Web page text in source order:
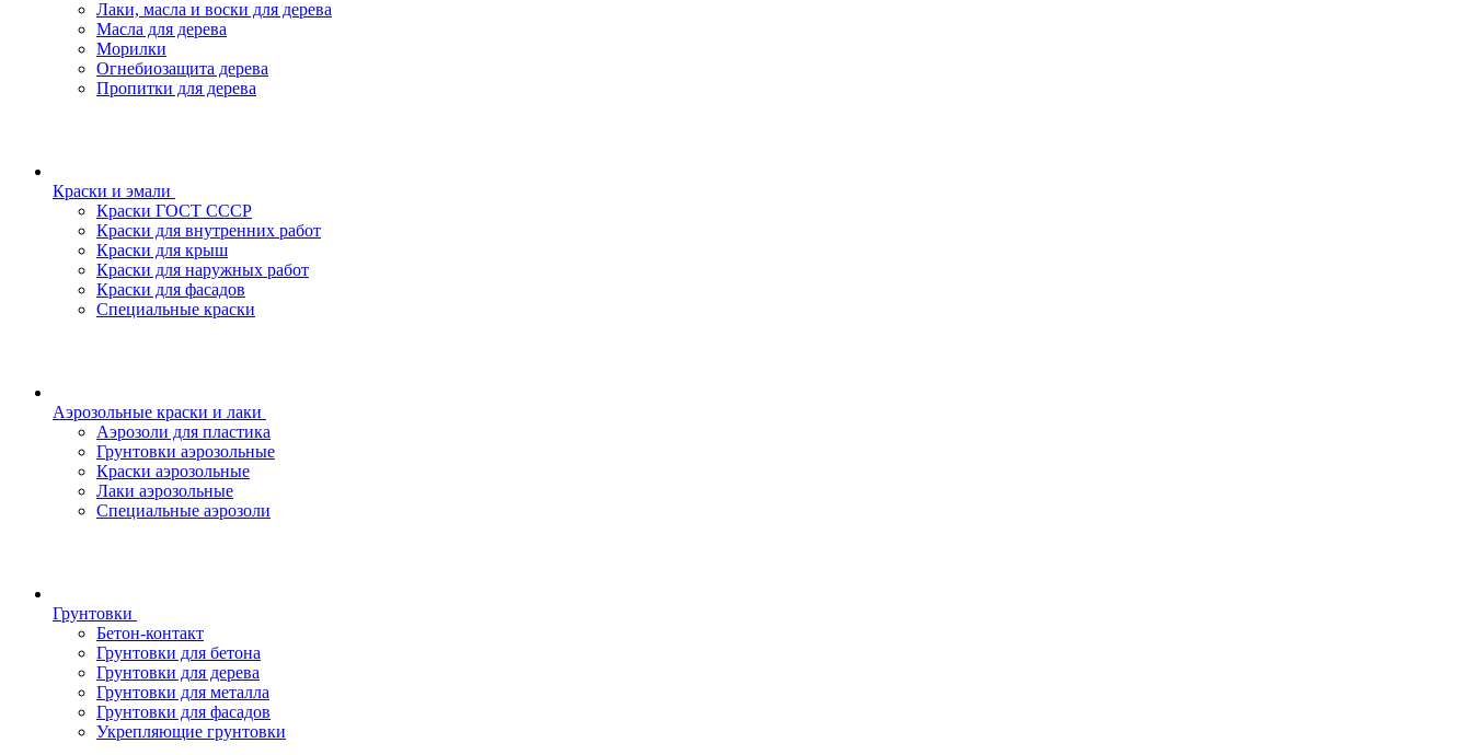
Лаки, масла и воски для дерева
Масла для дерева
Морилки
Огнебиозащита дерева
Пропитки для дерева
Краски и эмали
Краски ГОСТ СССР
Краски для внутренних работ
Краски для крыш
Краски для наружных работ
Краски для фасадов
Специальные краски
Аэрозольные краски и лаки
Аэрозоли для пластика
Грунтовки аэрозольные
Краски аэрозольные
Лаки аэрозольные
Специальные аэрозоли
Грунтовки
Бетон-контакт
Грунтовки для бетона
Грунтовки для дерева
Грунтовки для металла
Грунтовки для фасадов
Укрепляющие грунтовки